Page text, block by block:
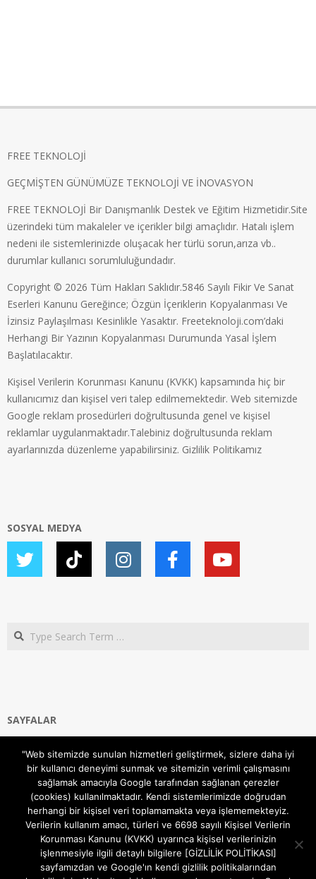
FREE TEKNOLOJİ
GEÇMİŞTEN GÜNÜMÜZE TEKNOLOJİ VE İNOVASYON
FREE TEKNOLOJİ Bir Danışmanlık Destek ve Eğitim Hizmetidir.Site
üzerindeki tüm makaleler ve içerikler bilgi amaçlıdır. Hatalı işlem
nedeni ile sistemlerinizde oluşacak her türlü sorun,arıza vb..
durumlar kullanıcı sorumluluğundadır.
Copyright © 2026 Tüm Hakları Saklıdır.5846 Sayılı Fikir Ve Sanat
Eserleri Kanunu Gereğince; Özgün İçeriklerin Kopyalanması Ve
İzinsiz Paylaşılması Kesinlikle Yasaktır. Freeteknoloji.com’daki
Herhangi Bir Yazının Kopyalanması Durumunda Yasal İşlem
Başlatılacaktır.
Kişisel Verilerin Korunması Kanunu (KVKK) kapsamında hiç bir
kullanıcımız dan kişisel veri talep edilmemektedir. Web sitemizde
Google reklam prosedürleri doğrultusunda genel ve kişisel
reklamlar uygulanmaktadır.Talebiniz doğrultusunda reklam
ayarlarınızda düzenleme yapabilirsiniz. Gizlilik Politikamız
SOSYAL MEDYA
Search
SAYFALAR
Gizlilik ve Çerezler (Cookies) Politikası
Hakkımızda
İletişim Kanalları
MODEM KURULUM
TEKNİK DESTEK
TELEVİZYON SİSTEMLERİ
"Web sitemizde sunulan hizmetleri geliştirmek, sizlere daha iyi
bir kullanıcı deneyimi sunmak ve sitemizin verimli çalışmasını
sağlamak amacıyla Google tarafından sağlanan çerezler
(cookies) kullanılmaktadır. Kendi sistemlerimizde doğrudan
herhangi bir kişisel veri toplamamakta veya işlememekteyiz.
Verilerin kullanım amacı, türleri ve 6698 sayılı Kişisel Verilerin
Korunması Kanunu (KVKK) uyarınca kişisel verilerinizin
işlenmesiyle ilgili detaylı bilgilere [GİZLİLİK POLİTİKASI]
sayfamızdan ve Google'ın kendi gizlilik politikalarından